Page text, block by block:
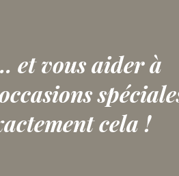
et vous aider à
cela !